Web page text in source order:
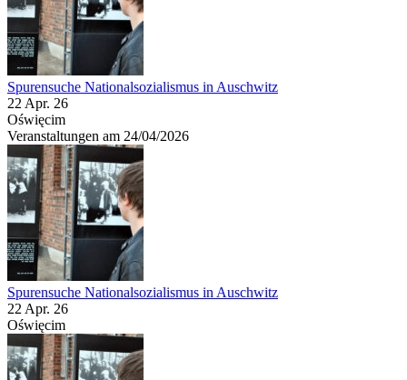
Spurensuche Nationalsozialismus in Auschwitz
22 Apr. 26
Oświęcim
Veranstaltungen am 24/04/2026
Spurensuche Nationalsozialismus in Auschwitz
22 Apr. 26
Oświęcim